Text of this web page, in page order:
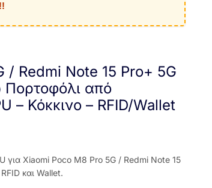
/ Redmi Note 15 Pro+ 5G
Πορτοφόλι από
– Κόκκινο – RFID/Wallet
για Xiaomi Poco M8 Pro 5G / Redmi Note 15
και Wallet.